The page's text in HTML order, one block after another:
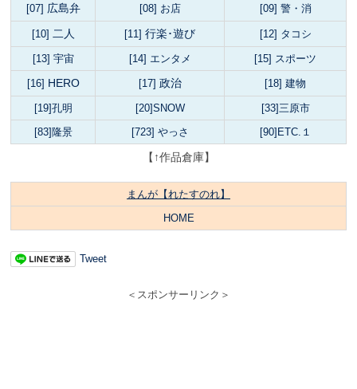
[07] 広島弁 [08] お店 [09] 警・消
[10] 二人 [11] 行楽･遊び [12] タコシ
[13] 宇宙 [14] エンタメ [15] スポーツ
[16] HERO [17] 政治 [18] 建物
[19]孔明 [20]SNOW
[33]三原市
[83]隆景
[723] やっさ [90]ETC.１
【↑作品倉庫】
まんが【れたすのれ】
HOME
Tweet
＜スポンサーリンク＞